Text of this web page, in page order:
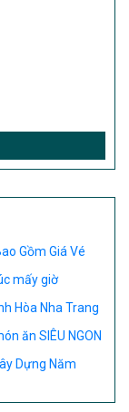
Gồm Giá Vé
mấy giờ
Hòa Nha Trang
ăn SIÊU NGON
Dựng Năm